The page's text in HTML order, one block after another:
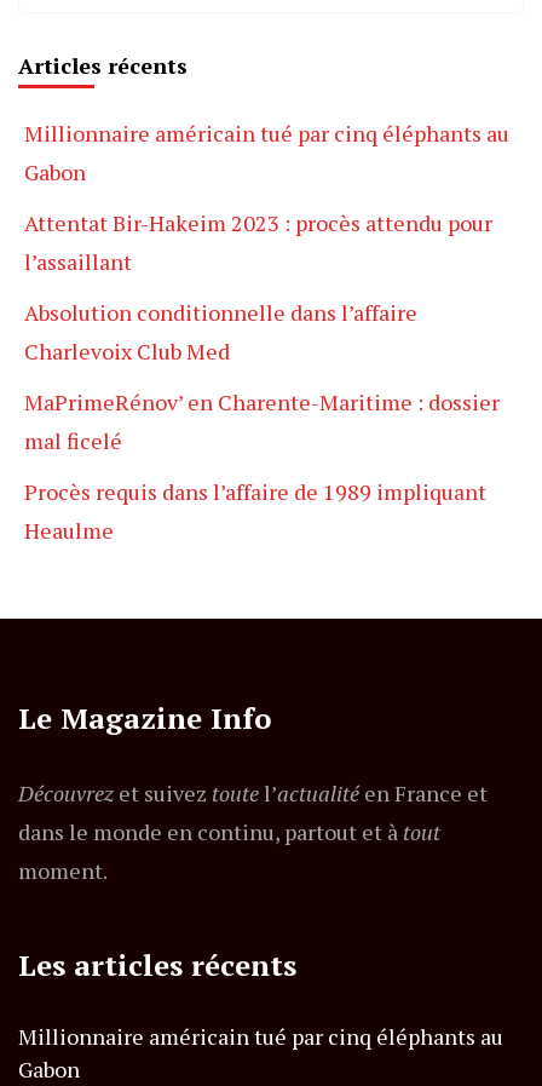
Articles récents
Millionnaire américain tué par cinq éléphants au
Gabon
Attentat Bir-Hakeim 2023 : procès attendu pour
l’assaillant
Absolution conditionnelle dans l’affaire
Charlevoix Club Med
MaPrimeRénov’ en Charente-Maritime : dossier
mal ficelé
Procès requis dans l’affaire de 1989 impliquant
Heaulme
Le Magazine Info
Découvrez et suivez toutel’actualitéen France et
dans le monde en continu, partout et à tout
moment.
Les articles récents
Millionnaire américain tué par cinq éléphants au
Gabon